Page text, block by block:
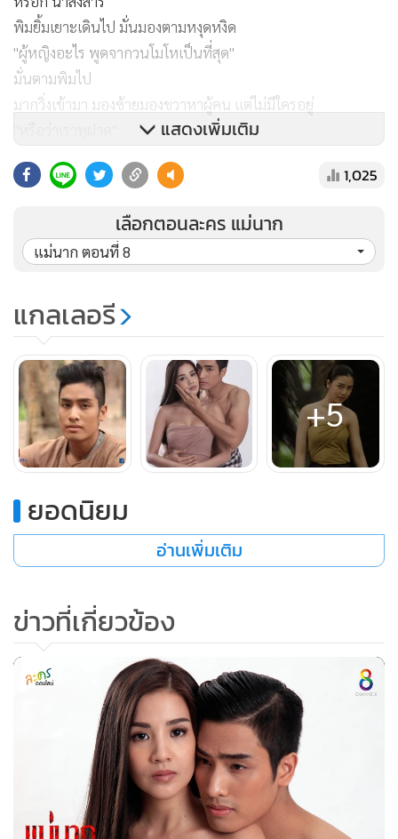
พิมยิ้มเยาะเดินไป มั่นมองตามหงุดหงิด
"ผู้หญิงอะไร พูดจากวนโมโหเป็นที่สุด"
มั่นตามพิมไป
มากวิ่งเข้ามา มองซ้ายมองขวาหาผู้คน แต่ไม่มีใครอยู่
มุมห้อง มากรีบวิ่งเข้าไปประคอง
"แม่นาก แม่เป็นอะไรไป"
นากโผกอดมากไว้แน่น มากแปลกใจ
"มีอะไรเกิดขึ้นหรือ มีใครมาหาหรือเปล่า"
"เปล่าหรอกจ๊ะ ไม่มี ฉันแค่ตกใจ มีพายุพัดแรง กิ่งไม้มันตกทะลุ
หลังคาบ้านมา"
มากหันไปมองดูเห็นกิ่งไม้ หล่นอยู่ที่พื้นห้อง เห็นหลังคาเป็นรอย
ทะลุ
"โธ่ ขวัญเอ๊ย ขวัญมา ไม่ต้องเป็นห่วงนะ เดี๋ยวพี่จะจัดการซ่อมให้
มากขยับตัวจะไป แม่นากดึงมือไว้
"พี่มากจ๋า อย่าเพิ่งไปเลย อยู่เป็นเพื่อนฉันก่อนนะจ๊ะ นะจ๊ะ ได้
โปรดอย่าทิ้งฉันไว้ลำพังเลย"
มากนอนกอดนากไว้ จากทางด้านหลัง ด้วยความรักและห่วง แม่
นากจับมือพ่อมากมาแนบแก้มไว้
ทั้งสองนอนกอดกัน ในห้อง ที่มีสภาพรกเรื้อ เหมือนเรือนร้าง
พวงจันทร์กับปุกนั่งรออยู่ที่ศาลาวัด เพลิงหงุดหงิดรำคาญ เดินไป
"นี่มันหายหัวไปไหนเนี่ย"
"คุณหนูคงไปเดินเล่นแถวนี้แหละเจ้าค่ะ ประเดี๋ยวก็กลับมา" ปุก
บอก
แสดงเพิ่มเติม
1,025
เลือกตอนละคร แม่นาก
แม่นาก ตอนที่ 8
แกลเลอรี
+5
ยอดนิยม
อ่านเพิ่มเติม
ข่าวที่เกี่ยวข้อง